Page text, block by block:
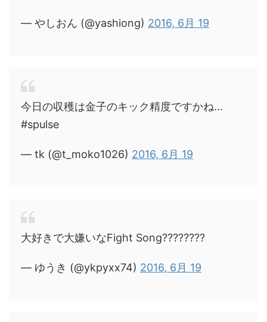
— やしおん (@yashiong) 2016, 6月 19
今日の収穫は金子のキック精度ですかね…
#spulse
— tk (@t_moko1026) 2016, 6月 19
大好きで大嫌いなFight Song????????
— ゆうき (@ykpyxx74) 2016, 6月 19